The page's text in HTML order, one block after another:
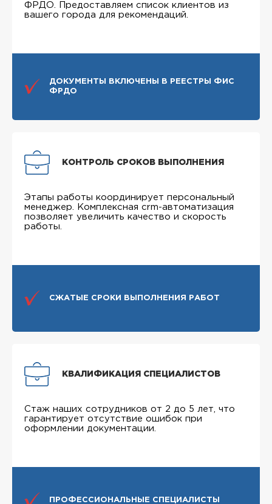
ФРДО. Предоставляем список клиентов из
вашего города для рекомендаций.
ДОКУМЕНТЫ ВКЛЮЧЕНЫ В РЕЕСТРЫ ФИС
ФРДО
КОНТРОЛЬ СРОКОВ ВЫПОЛНЕНИЯ
Этапы работы координирует персональный
менеджер. Комплексная crm-автоматизация
позволяет увеличить качество и скорость
работы.
СЖАТЫЕ СРОКИ ВЫПОЛНЕНИЯ РАБОТ
КВАЛИФИКАЦИЯ СПЕЦИАЛИСТОВ
Стаж наших сотрудников от 2 до 5 лет, что
гарантирует отсутствие ошибок при
оформлении документации.
ПРОФЕССИОНАЛЬНЫЕ СПЕЦИАЛИСТЫ